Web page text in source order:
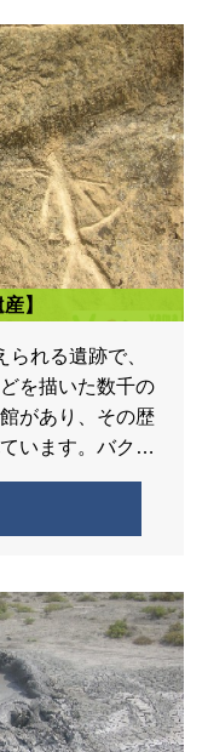
】
れる遺跡で、
を描いた数千の
があり、その歴
います。バクー
[…]